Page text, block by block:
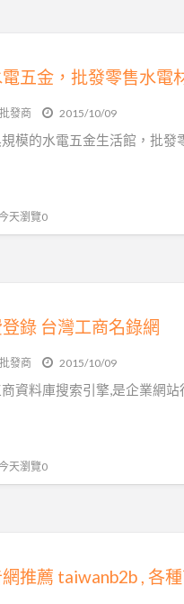
五金，批發零售水電
發商 2015/10/09
模的水電五金生活館，批發
天瀏覽0
錄 台灣工商名錄網
發商 2015/10/09
資料庫搜索引擎,是企業網站
天瀏覽0